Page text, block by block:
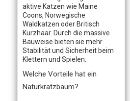
aktive Katzen wie Maine
Coons, Norwegische
Waldkatzen oder Britisch
Kurzhaar. Durch die massive
Bauweise bieten sie mehr
Stabilität und Sicherheit beim
Klettern und Spielen.
Welche Vorteile hat ein
Naturkratzbaum?